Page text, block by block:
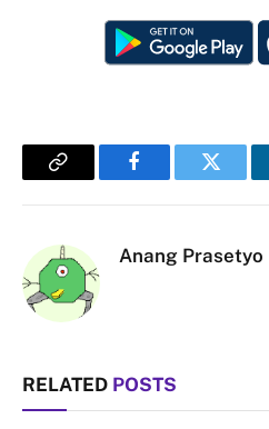
Copy
FacebookTwitter
Anang Prasetyo
RELATED POSTS